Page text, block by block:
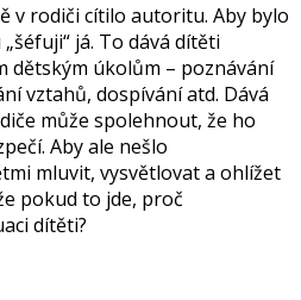
v rodiči cítilo autoritu. Aby bylo
já. To dává dítěti
dětským úkolům – poznávání
vztahů, dospívání atd. Dává
může spolehnout, že ho
Aby ale nešlo
mluvit, vysvětlovat a ohlížet
pokud to jde, proč
dítěti?